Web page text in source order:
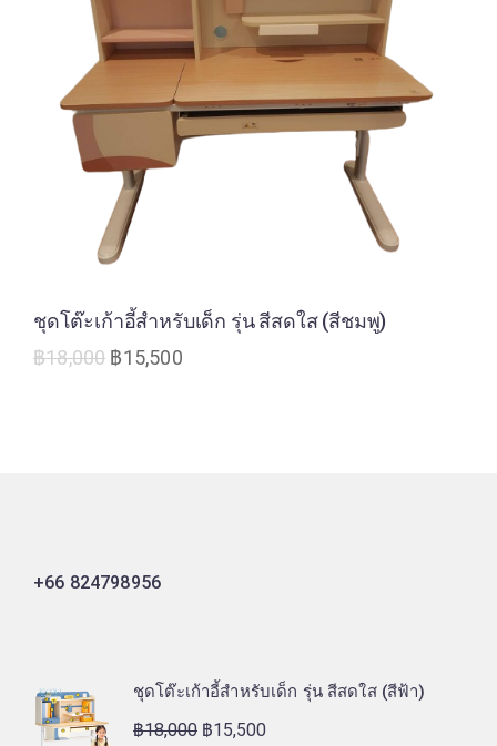
ชุดโต๊ะเก้าอี้สำหรับเด็ก รุ่น สีสดใส (สีชมพู)
฿18,000 ฿15,500
+66 824798956
ชุดโต๊ะเก้าอี้สำหรับเด็ก รุ่น สีสดใส (สีฟ้า)
฿18,000 ฿15,500